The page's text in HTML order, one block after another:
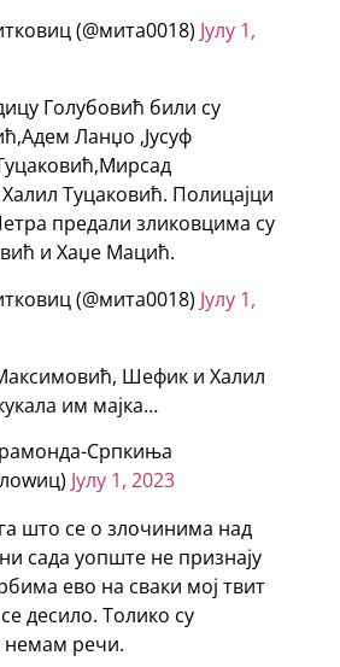
(@мита0018) Јулy 1,
Голубовић били су
Ланџо ,Јусуф
Туцаковић. Полицајци
предали зликовцима су
и Хаџе Мацић.
(@мита0018) Јулy 1,
Шефик и Халил
им мајка…
Српкиња
Јулy 1, 2023
што се о злочинима над
сада уопште не признају
ево на сваки мој твит
десило. Толико су
немам речи.